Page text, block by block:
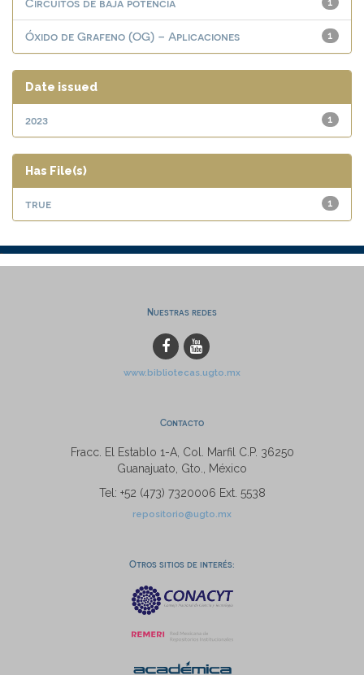
1
Circuitos de baja potencia
1
Óxido de Grafeno (OG) – Aplicaciones
Date issued
1
2023
Has File(s)
1
true
Nuestras redes
www.bibliotecas.ugto.mx
Contacto
Fracc. El Establo 1-A, Col. Marfil C.P. 36250
Guanajuato, Gto., México
Tel: +52 (473) 7320006 Ext. 5538
repositorio@ugto.mx
Otros sitios de interés: